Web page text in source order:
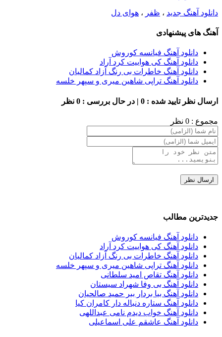
دانلود آهنگ جدید ، ظفر ، هوای دل
آهنگ های پیشنهادی
دانلود آهنگ فیانسه کوروش
دانلود آهنگ کی هواییت کرد آراد
دانلود آهنگ خاطرات بی رنگ آزاد کمالیان
دانلود آهنگ تراپی شاهین میری و سپهر خلسه
ارسال نظرتایید شده : 0 | در حال بررسی : 0 نظر
مجموع : 0 نظر
جدیدترین مطالب
دانلود آهنگ فیانسه کوروش
دانلود آهنگ کی هواییت کرد آراد
دانلود آهنگ خاطرات بی رنگ آزاد کمالیان
دانلود آهنگ تراپی شاهین میری و سپهر خلسه
دانلود آهنگ تقاص امید سلطانی
دانلود آهنگ بی وفا شهراد سیستان
دانلود آهنگ بیا بردار ببر حمید صالحیان
دانلود آهنگ ستاره دنباله دار کامران کیا
دانلود آهنگ خواب دیدم نامی عبداللهی
دانلود آهنگ عاشقم علی اسماعیلی